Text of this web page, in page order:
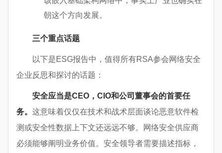
朝这个方向发展。
三个重点话题
以下是ESG报告中，值得所有RSA参会网络安全
企业反思和探讨的话题：
安全应当是CEO ， CIO和公司董事会的首要任
务。 这意味着仅仅在技术和战术层面谈论恶意软件检
测或安全性数据上下文还远远不够。网络安全供应商
必须能够阐明业务价值。安全领导者需要描述指标，